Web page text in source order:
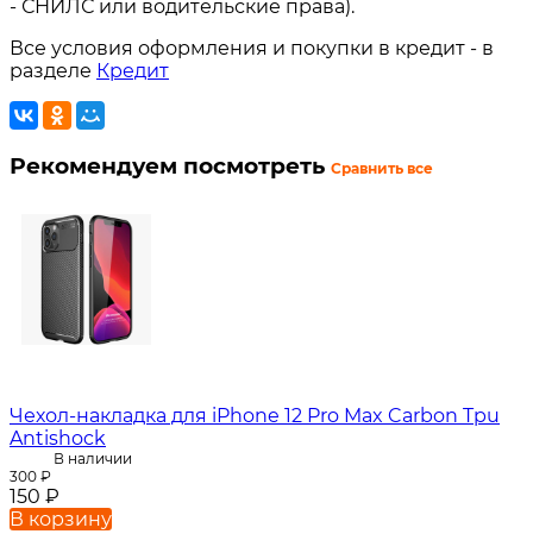
- СНИЛС или водительские права).
Все условия оформления и покупки в кредит - в
разделе Кредит
Рекомендуем посмотреть Сравнить все
Чехол-накладка для iPhone 12 Pro Max Carbon Tpu
Antishock
В наличии
300 ₽
150 ₽
В корзину